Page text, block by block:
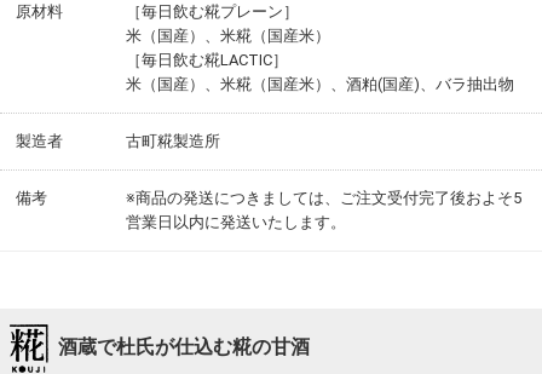
原材料
［毎日飲む糀プレーン］
米（国産）、米糀（国産米）
［毎日飲む糀LACTIC］
米（国産）、米糀（国産米）、酒粕(国産)、バラ抽出物
製造者 古町糀製造所
備考
※商品の発送につきましては、ご注文受付完了後およそ5
営業日以内に発送いたします。
酒蔵で杜氏が仕込む糀の甘酒